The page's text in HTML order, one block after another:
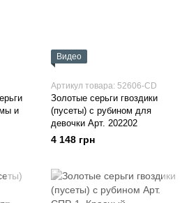
и
Видео
Артикул товара: 52606-CD
Золотые серьги гвоздики
(пусеты) с рубином для
девочки Арт. 202202
4 148 грн